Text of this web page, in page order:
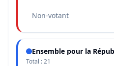
Non-votant
Ensemble pour la
Total :21